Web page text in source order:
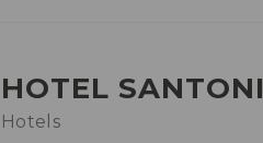
HOTEL SANTONI
Hotels